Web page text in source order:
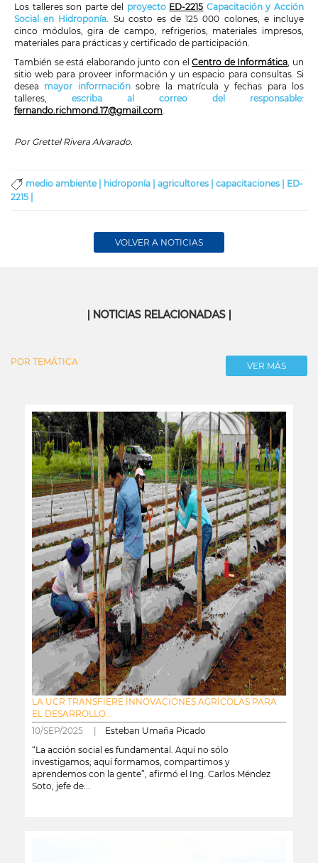
Los talleres son parte del proyecto ED-2215 Capacitación y Acción
Social en Hidroponía . Su costo es de 125 000 colones, e incluye
cinco módulos, gira de campo, refrigerios, materiales impresos,
materiales para prácticas y certificado de participación.
También se está elaborando junto con elCentro de Informática , un
sitio web para proveer información y un espacio para consultas. Si
desea mayor informaciónsobre la matrícula y fechas para los
talleres, escriba al correo del responsable:
fernando.richmond.17@gmail.com
Por Grettel Rivera Alvarado.
medio ambiente | hidroponía | agricultores | capacitaciones | ED-
2215 |
VOLVER A NOTICIAS
| NOTICIAS RELACIONADAS |
POR TEMÁTICA VER MÁS
LA UCR TRANSFIERE INNOVACIONES AGRÍCOLAS PARA
EL DESARROLLO...
10/SEP/2025 | Esteban Umaña Picado
“La acción social es fundamental. Aquí no sólo
investigamos; aquí formamos, compartimos y
aprendemos con la gente”, afirmó el Ing. Carlos Méndez
Soto, jefe de...